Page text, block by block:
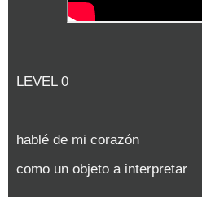
LEVEL 0
hablé de mi corazón
como un objeto a interpretar